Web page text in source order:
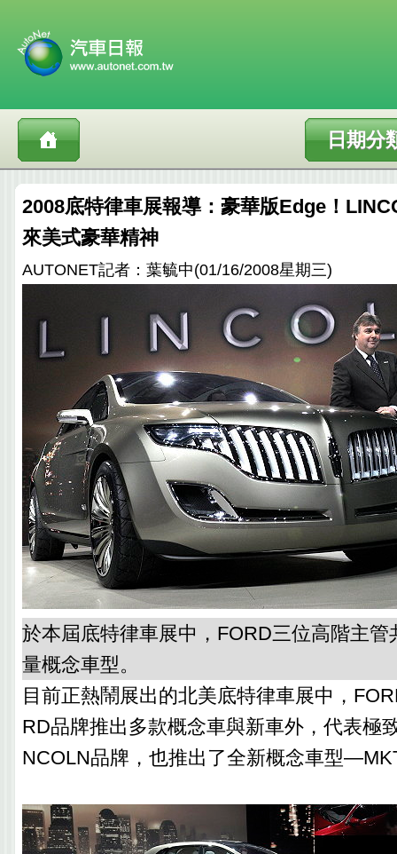
日期分
2008底特律車展報導：豪華版Edge！
來美式豪華精神
AUTONET記者：葉毓中(01/16/2008星期三)
於本屆底特律車展中，FORD三位高階主管
量概念車型。
目前正熱鬧展出的北美底特律車展中，
RD品牌推出多款概念車與新車外，代表極
NCOLN品牌，也推出了全新概念車型